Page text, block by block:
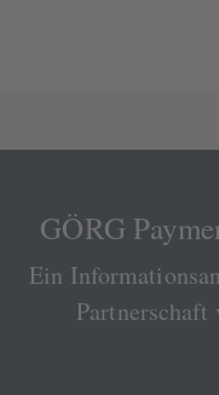
GÖRG
Ein
Partnerschaft